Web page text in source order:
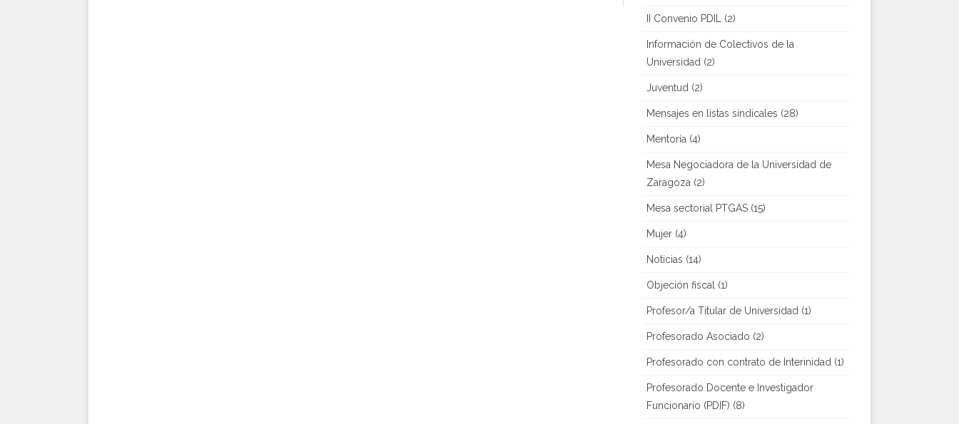
II Convenio PDIL(2)
Información de Colectivos de la
Universidad(2)
Juventud(2)
Mensajes en listas sindicales (28)
Mentoría(4)
Mesa Negociadora de la Universidad de
Zaragoza(2)
Mesa sectorial PTGAS(15)
Mujer(4)
Noticias (14)
Objeción fiscal(1)
Profesor/a Titular de Universidad(1)
Profesorado Asociado (2)
Profesorado con contrato de Interinidad(1)
Profesorado Docente e Investigador
Funcionario (PDIF) (8)